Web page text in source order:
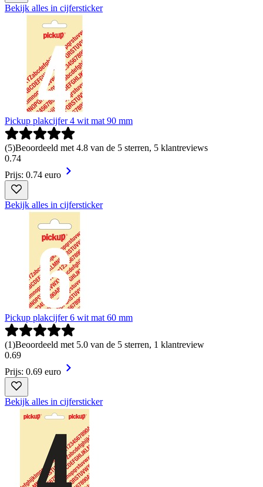
Bekijk alles in cijfersticker
Pickup plakcijfer 4 wit mat 90 mm
(5)Beoordeeld met 4.8 van de 5 sterren, 5 klantreviews
0.74
Prijs: 0.74 euro
Bekijk alles in cijfersticker
Pickup plakcijfer 6 wit mat 60 mm
(1)Beoordeeld met 5.0 van de 5 sterren, 1 klantreview
0.69
Prijs: 0.69 euro
Bekijk alles in cijfersticker